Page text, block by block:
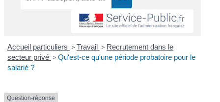
Accueil particuliers > Travail > Recrutement dans le
secteur privé > Qu'est-ce qu'une période probatoire pour le
salarié ?
Question-réponse